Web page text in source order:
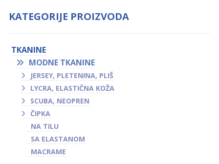
KATEGORIJE PROIZVODA
TKANINE
MODNE TKANINE
JERSEY, PLETENINA, PLIŠ
LYCRA, ELASTIČNA KOŽA
SCUBA, NEOPREN
ČIPKA
NA TILU
SA ELASTANOM
MACRAME